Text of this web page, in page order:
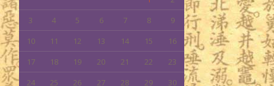
3
4 5 6 7 8
9
10
11 12 13 14 15
16
17
18 19 20 21 22
23
24
25 26 27 28 29
30